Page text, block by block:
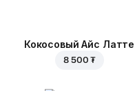
Кокосовый Айс Латте
8 500 ₮